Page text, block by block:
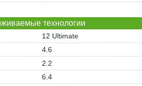
технологии
12 Ultimate
4.6
2.2
6.4